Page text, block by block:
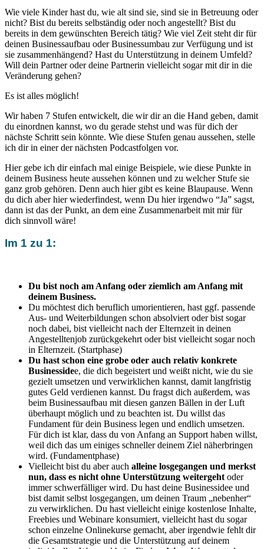
Wie viele Kinder hast du, wie alt sind sie, sind sie in Betreuung oder
nicht? Bist du bereits selbständig oder noch angestellt? Bist du
bereits in dem gewünschten Bereich tätig? Wie viel Zeit steht dir für
deinen Businessaufbau oder Businessumbau zur Verfügung und ist
sie zusammenhängend? Hast du Unterstützung in deinem Umfeld?
Will dein Partner oder deine Partnerin vielleicht sogar mit dir in die
Veränderung gehen?
Es ist alles möglich!
Wir haben 7 Stufen entwickelt, die wir dir an die Hand geben, damit
du einordnen kannst, wo du gerade stehst und was für dich der
nächste Schritt sein könnte. Wie diese Stufen genau aussehen, stelle
ich dir in einer der nächsten Podcastfolgen vor.
Hier gebe ich dir einfach mal einige Beispiele, wie diese Punkte in
deinem Business heute aussehen können und zu welcher Stufe sie
ganz grob gehören. Denn auch hier gibt es keine Blaupause. Wenn
du dich aber hier wiederfindest, wenn Du hier irgendwo “Ja” sagst,
dann ist das der Punkt, an dem eine Zusammenarbeit mit mir für
dich sinnvoll wäre!
Im 1 zu 1:
Du bist noch am Anfang oder ziemlich am Anfang mit
deinem Business.
Du möchtest dich beruflich umorientieren, hast ggf. passende
Aus- und Weiterbildungen schon absolviert oder bist sogar
noch dabei, bist vielleicht nach der Elternzeit in deinen
Angestelltenjob zurückgekehrt oder bist vielleicht sogar noch
in Elternzeit. (Startphase)
Du hast schon eine grobe oder auch relativ konkrete
Businessidee, die dich begeistert und weißt nicht, wie du sie
gezielt umsetzen und verwirklichen kannst, damit langfristig
gutes Geld verdienen kannst. Du fragst dich außerdem, was
beim Businessaufbau mit diesen ganzen Bällen in der Luft
überhaupt möglich und zu beachten ist. Du willst das
Fundament für dein Business legen und endlich umsetzen.
Für dich ist klar, dass du von Anfang an Support haben willst,
weil dich das um einiges schneller deinem Ziel näherbringen
wird. (Fundamentphase)
Vielleicht bist du aber auch alleine losgegangen und merkst
nun, dass es nicht ohne Unterstützung weitergeht oder
immer schwerfälliger wird. Du hast deine Businessidee und
bist damit selbst losgegangen, um deinen Traum „nebenher“
zu verwirklichen. Du hast vielleicht einige kostenlose Inhalte,
Freebies und Webinare konsumiert, vielleicht hast du sogar
schon einzelne Onlinekurse gemacht, aber irgendwie fehlt dir
die Gesamtstrategie und die Unterstützung auf deinem